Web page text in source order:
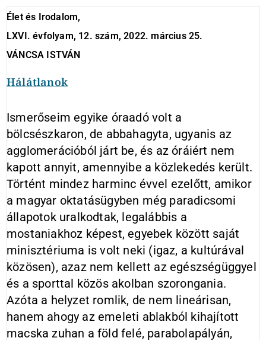
Élet és Irodalom,
LXVI. évfolyam, 12. szám, 2022. március 25.
VÁNCSA ISTVÁN
Hálátlanok
Ismerőseim egyike óraadó volt a
bölcsészkaron, de abbahagyta, ugyanis az
agglomerációból járt be, és az óráiért nem
kapott annyit, amennyibe a közlekedés került.
Történt mindez harminc évvel ezelőtt, amikor
a magyar oktatásügyben még paradicsomi
állapotok uralkodtak, legalábbis a
mostaniakhoz képest, egyebek között saját
minisztériuma is volt neki (igaz, a kultúrával
közösen), azaz nem kellett az egészségüggyel
és a sporttal közös akolban szorongania.
Azóta a helyzet romlik, de nem lineárisan,
hanem ahogy az emeleti ablakból kihajított
macska zuhan a föld felé, parabolapályán,